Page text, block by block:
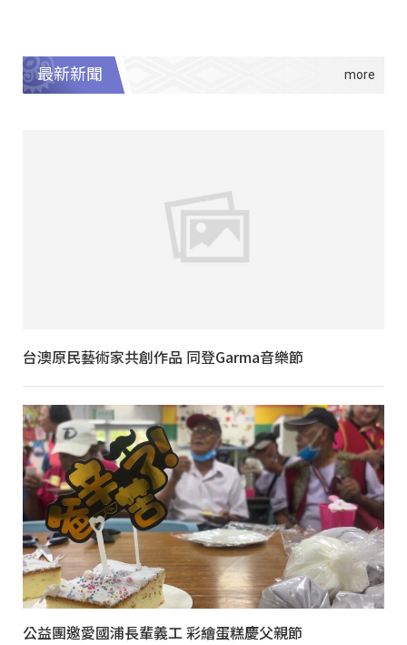
最新新聞
台澳原民藝術家共創作品 同登Garma音樂節
公益團邀愛國浦長輩義工 彩繪蛋糕慶父親節